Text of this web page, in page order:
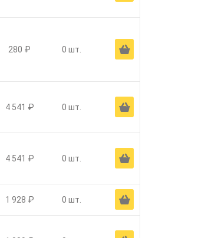
280 ₽ 0 шт. Ä
4 541 ₽ 0 шт. Ä
4 541 ₽ 0 шт. Ä
1 928 ₽ 0 шт. Ä